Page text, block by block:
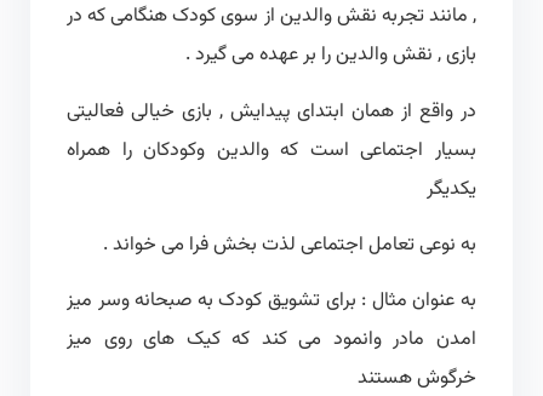
, مانند تجربه نقش والدین از سوی کودک هنگامی که در
بازی , نقش والدین را بر عهده می گیرد .
در واقع از همان ابتدای پیدایش , بازی خیالی فعالیتی
بسیار اجتماعی است که والدین وکودکان را همراه
به نوعی تعامل اجتماعی لذت بخش فرا می خواند .
به عنوان مثال : برای تشویق کودک به صبحانه وسر میز
امدن مادر وانمود می کند که کیک های روی میز
خرگوش هستند